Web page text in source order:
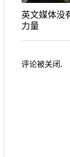
英文媒体没
力量
评论被关闭.